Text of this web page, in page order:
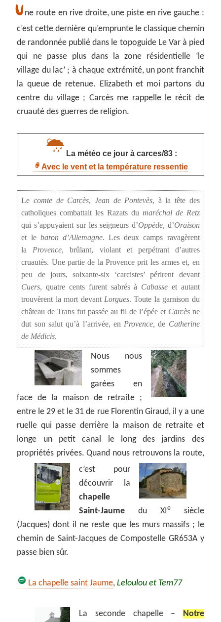
U ne route en rive droite, une piste en rive gauche :
c’est cette dernière qu’emprunte le classique chemin
de randonnée publié dans le topoguide Le Var à pied
qui ne passe plus dans la zone résidentielle ‘le
village du lac’ ; à chaque extrémité, un pont franchit
la queue de retenue. Elizabeth et moi partons du
centre du village ; Carcès me rappelle le récit de
cruauté des guerres de religion.
La météo ce jour à carces/83 :
Avec le vent et la température ressentie
Lecomte de Carcès, Jean de Pontevès, à la tête des
catholiques combattait les Razats du maréchal de Retz
qui s’appuyaient sur les seigneurs d’Oppède, d’Oraison
et le baron d’Allemagne. Les deux camps ravagèrent
laProvence, brûlant, violant et perpétrant d’autres
cruautés. Une partie de la Provence prit les armes et, en
peu de jours, soixante-six ‘carcistes’ périrent devant
Cuers, quatre cents furent sabrés à Cabasse et autant
trouvèrent la mort devant Lorgues. Toute la garnison du
château de Trans fut passée au fil de l’épée et Carcèsne
dut son salut qu’à l’arrivée, enProvence, de Catherine
de Médicis.
Nous nous
sommes
garées en
face de la maison de retraite ;
entre le 29 et le 31 de rue Florentin Giraud, il y a une
ruelle qui passe derrière la maison de retraite et
longe un petit canal le long des jardins des
propriétés privées. Quand nous retrouvons la route,
c’est pour
découvrir la
chapelle
Saint-Jaume du XIesiècle
(Jacques) dont il ne reste que les murs massifs ; le
chemin de Saint-Jacques de Compostelle GR653A y
passe bien sûr.
La chapelle saint Jaume,Leloulou et Tem77
La seconde chapelle –
Notre